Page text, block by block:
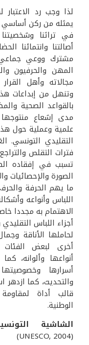
لذا وجب رد الاعتبار
يمثله من ركن أساسي
في تراثنا
أصالتنا وانتمائنا
مشترك ووعي
المهن والحرفيون
مجالاته وأهل
وتنهل من إبداعات
بالقواعد الصحية
مدى إشعاع منتوجها
علمية وعملية حول
التقليدي التونسي.
فترات التقلص
تسبب في إفقاده
الصورة والإحصائيات
ما يهم الحرفة
اللباس وأنواعه
الاهتمام به مجددا
أجزاء اللباس
لحاملها الأناقة
أخرى لبعض الفئات
أنواعها وألوانه،
أسرارها
والتحديث، كما
قالب أداة
الوطنية.
الشاشية
(UNESCO, 2004)